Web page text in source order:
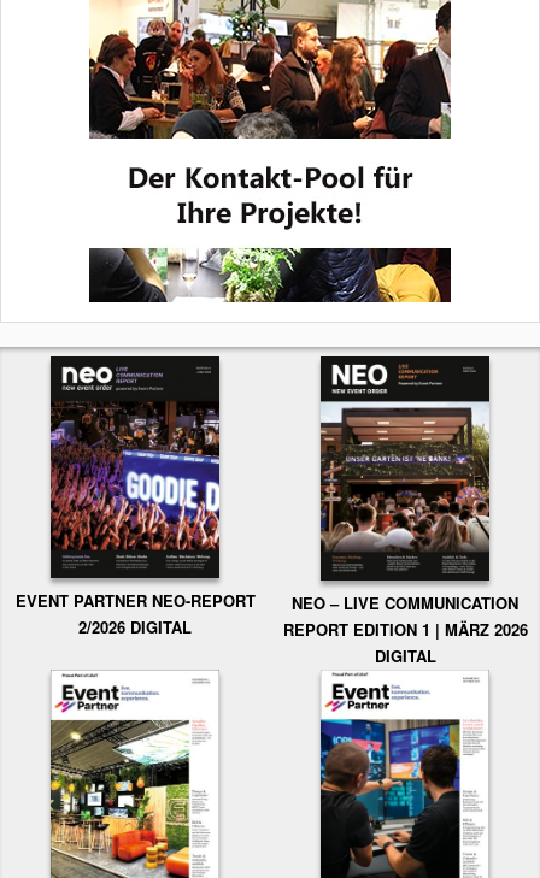
EVENT PARTNER NEO-REPORT
2/2026 DIGITAL
NEO – LIVE COMMUNICATION
REPORT EDITION 1 | MÄRZ 2026
DIGITAL